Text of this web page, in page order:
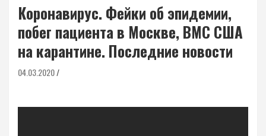
Коронавирус. Фейки об эпидемии,
побег пациента в Москве, ВМС США
на карантине. Последние новости
04.03.2020